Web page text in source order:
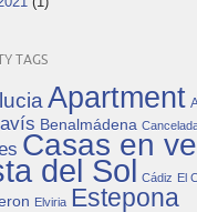
TAGS
Apartment
Benalmádena
Casas en
del Sol Cádiz El
Elviria Estepona